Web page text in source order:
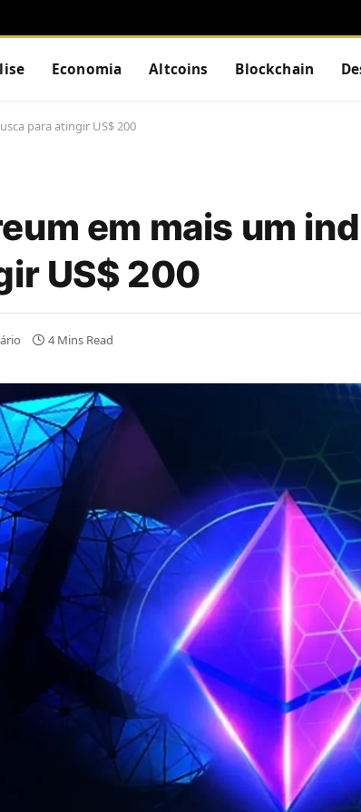
Economia Altcoins Blockchain
para atingir US$ 200
em mais um
US$ 200
4 Mins Read